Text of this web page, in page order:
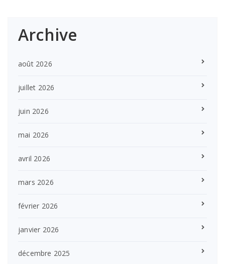
Archive
août 2026
juillet 2026
juin 2026
mai 2026
avril 2026
mars 2026
février 2026
janvier 2026
décembre 2025